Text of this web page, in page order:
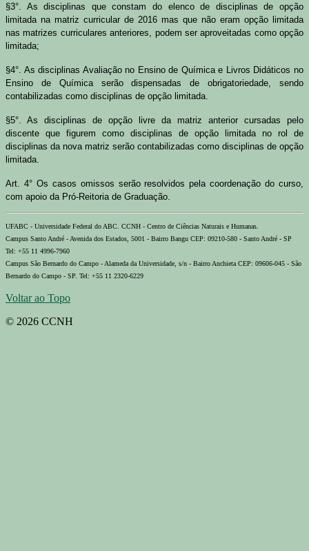
§3°. As disciplinas que constam do elenco de disciplinas de opção
limitada na matriz curricular de 2016 mas que não eram opção limitada
nas matrizes curriculares anteriores, podem ser aproveitadas como opção
limitada;
§4°. As disciplinas Avaliação no Ensino de Química e Livros Didáticos no
Ensino de Química serão dispensadas de obrigatoriedade, sendo
contabilizadas como disciplinas de opção limitada.
§5°. As disciplinas de opção livre da matriz anterior cursadas pelo
discente que figurem como disciplinas de opção limitada no rol de
disciplinas da nova matriz serão contabilizadas como disciplinas de opção
limitada.
Art. 4° Os casos omissos serão resolvidos pela coordenação do curso,
com apoio da Pró-Reitoria de Graduação.
UFABC - Universidade Federal do ABC. CCNH - Centro de Ciências Naturais e Humanas.
Campus Santo André - Avenida dos Estados, 5001 - Bairro Bangu CEP: 09210-580 - Santo André - SP
Tel: +55 11 4996-7960
Campus São Bernardo do Campo - Alameda da Universidade, s/n - Bairro Anchieta CEP: 09606-045 - São
Bernardo do Campo - SP. Tel: +55 11 2320-6229
Voltar ao Topo
© 2026 CCNH